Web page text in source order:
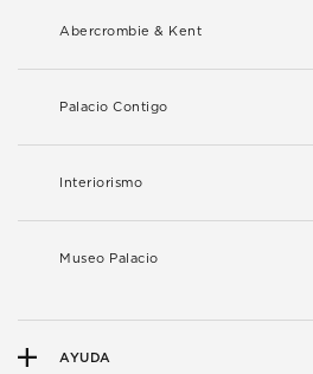
Abercrombie & Kent
Palacio Contigo
Interiorismo
Museo Palacio
AYUDA